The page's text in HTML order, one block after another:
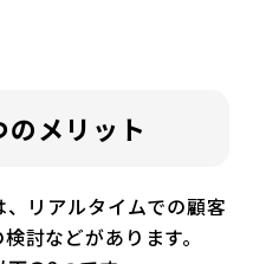
メリット
リアルタイムでの顧客
討などがあります。